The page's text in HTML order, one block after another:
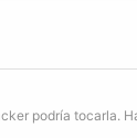
podría tocarla.